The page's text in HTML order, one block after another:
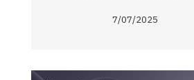
7/07/2025